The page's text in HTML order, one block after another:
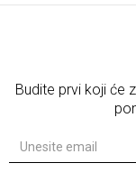
Budite prvi koji će